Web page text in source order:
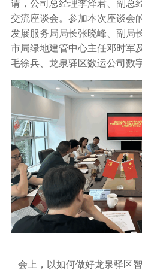
请，公司总经理李泽君、副总
交流座谈会。参加本次座谈会
发展服务局局长张晓峰、副局
市局绿地建管中心主任邓时军
毛徐兵、龙泉驿区数运公司数
会上，以如何做好龙泉驿区